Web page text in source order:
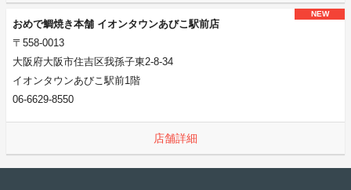
NEW
おめで鯛焼き本舗 イオンタウンあびこ駅前店
〒558-0013
大阪府大阪市住吉区我孫子東2-8-34
イオンタウンあびこ駅前1階
06-6629-8550
店舗詳細